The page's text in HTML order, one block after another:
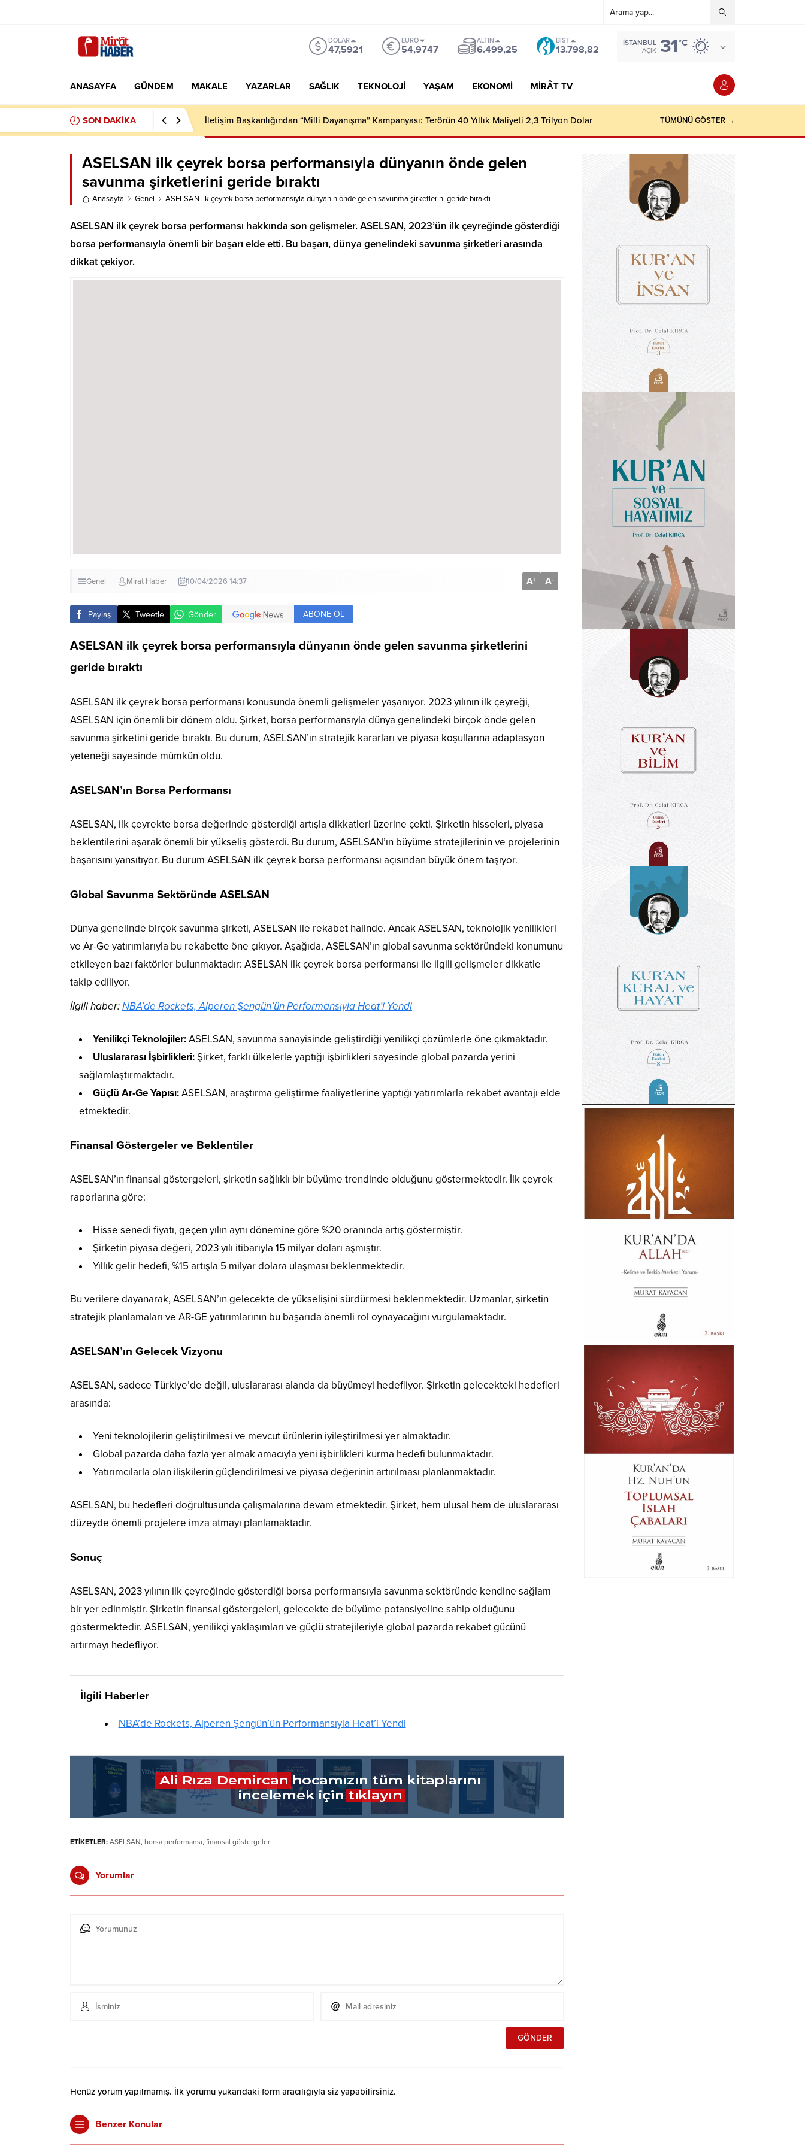
DOLAR
47,5921
EURO
54,9747
ALTIN
6.499,25
BIST
13.798,82
İSTANBUL
AÇIK 31°C
ANASAYFA GÜNDEM MAKALE YAZARLAR SAĞLIK TEKNOLOJI YAŞAM EKONOMI MIRÂT TV
SON DAKİKA KARDEŞLİK TÜMÜNÜ GÖSTER →
ASELSAN ilk çeyrek borsa performansıyla dünyanın önde gelen
savunma şirketlerini geride bıraktı
Anasayfa Genel ASELSAN ilk çeyrek borsa performansıyla dünyanın önde gelen savunma şirketlerini geride bıraktı
ASELSAN ilk çeyrek borsa performansı hakkında son gelişmeler. ASELSAN, 2023’ün ilk çeyreğinde gösterdiği
borsa performansıyla önemli bir başarı elde etti. Bu başarı, dünya genelindeki savunma şirketleri arasında
dikkat çekiyor.
Genel Mirat Haber 10/04/2026 14:37 A+ A-
Paylaş Tweetle Gönder ABONE OL
ASELSAN ilk çeyrek borsa performansıyla dünyanın önde gelen savunma şirketlerini
geride bıraktı
ASELSAN ilk çeyrek borsa performansı konusunda önemli gelişmeler yaşanıyor. 2023 yılının ilk çeyreği,
ASELSAN için önemli bir dönem oldu. Şirket, borsa performansıyla dünya genelindeki birçok önde gelen
savunma şirketini geride bıraktı. Bu durum, ASELSAN’ın stratejik kararları ve piyasa koşullarına adaptasyon
yeteneği sayesinde mümkün oldu.
ASELSAN’ın Borsa Performansı
ASELSAN, ilk çeyrekte borsa değerinde gösterdiği artışla dikkatleri üzerine çekti. Şirketin hisseleri, piyasa
beklentilerini aşarak önemli bir yükseliş gösterdi. Bu durum, ASELSAN’ın büyüme stratejilerinin ve projelerinin
başarısını yansıtıyor. Bu durum ASELSAN ilk çeyrek borsa performansı açısından büyük önem taşıyor.
Global Savunma Sektöründe ASELSAN
Dünya genelinde birçok savunma şirketi, ASELSAN ile rekabet halinde. Ancak ASELSAN, teknolojik yenilikleri
ve Ar-Ge yatırımlarıyla bu rekabette öne çıkıyor. Aşağıda, ASELSAN’ın global savunma sektöründeki konumunu
etkileyen bazı faktörler bulunmaktadır: ASELSAN ilk çeyrek borsa performansı ile ilgili gelişmeler dikkatle
takip ediliyor.
İlgili haber:NBA’de Rockets, Alperen Şengün’ün Performansıyla Heat’i Yendi
Yenilikçi Teknolojiler:ASELSAN, savunma sanayisinde geliştirdiği yenilikçi çözümlerle öne çıkmaktadır.
Uluslararası İşbirlikleri:Şirket, farklı ülkelerle yaptığı işbirlikleri sayesinde global pazarda yerini
sağlamlaştırmaktadır.
Güçlü Ar-Ge Yapısı:ASELSAN, araştırma geliştirme faaliyetlerine yaptığı yatırımlarla rekabet avantajı elde
etmektedir.
Finansal Göstergeler ve Beklentiler
ASELSAN’ın finansal göstergeleri, şirketin sağlıklı bir büyüme trendinde olduğunu göstermektedir. İlk çeyrek
raporlarına göre:
Hisse senedi fiyatı, geçen yılın aynı dönemine göre %20 oranında artış göstermiştir.
Şirketin piyasa değeri, 2023 yılı itibarıyla 15 milyar doları aşmıştır.
Yıllık gelir hedefi, %15 artışla 5 milyar dolara ulaşması beklenmektedir.
Bu verilere dayanarak, ASELSAN’ın gelecekte de yükselişini sürdürmesi beklenmektedir. Uzmanlar, şirketin
stratejik planlamaları ve AR-GE yatırımlarının bu başarıda önemli rol oynayacağını vurgulamaktadır.
ASELSAN’ın Gelecek Vizyonu
ASELSAN, sadece Türkiye’de değil, uluslararası alanda da büyümeyi hedefliyor. Şirketin gelecekteki hedefleri
arasında:
Yeni teknolojilerin geliştirilmesi ve mevcut ürünlerin iyileştirilmesi yer almaktadır.
Global pazarda daha fazla yer almak amacıyla yeni işbirlikleri kurma hedefi bulunmaktadır.
Yatırımcılarla olan ilişkilerin güçlendirilmesi ve piyasa değerinin artırılması planlanmaktadır.
ASELSAN, bu hedefleri doğrultusunda çalışmalarına devam etmektedir. Şirket, hem ulusal hem de uluslararası
düzeyde önemli projelere imza atmayı planlamaktadır.
Sonuç
ASELSAN, 2023 yılının ilk çeyreğinde gösterdiği borsa performansıyla savunma sektöründe kendine sağlam
bir yer edinmiştir. Şirketin finansal göstergeleri, gelecekte de büyüme potansiyeline sahip olduğunu
göstermektedir. ASELSAN, yenilikçi yaklaşımları ve güçlü stratejileriyle global pazarda rekabet gücünü
artırmayı hedefliyor.
İlgili Haberler
NBA’de Rockets, Alperen Şengün’ün Performansıyla Heat’i Yendi
ETİKETLER: ASELSAN, borsa performansı, finansal göstergeler
Yorumlar
Henüz yorum yapılmamış. İlk yorumu yukarıdaki form aracılığıyla siz yapabilirsiniz.
Benzer Konular